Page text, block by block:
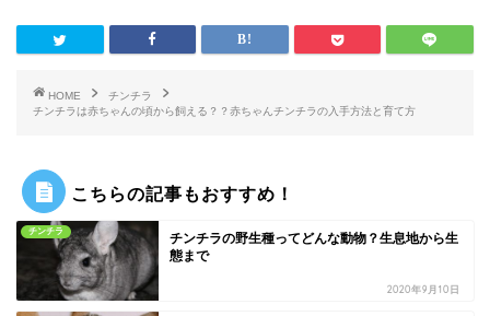
HOME
チンチラ
チンチラは赤ちゃんの頃から飼える？？赤ちゃんチンチラの入手方法と育て方
こちらの記事もおすすめ！
チンチラ
チンチラの野生種ってどんな動物？生息地から生
態まで
2020年9月10日